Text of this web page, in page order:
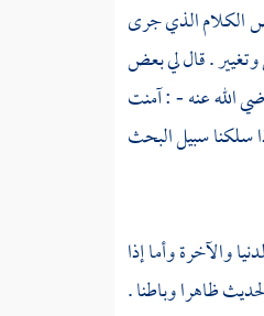
الكلام الذي جرى
. قال لي بعض
الله عنه - : آمنت
سلكنا سبيل البحث
والآخرة وأما إذا
ظاهرا وباطنا .